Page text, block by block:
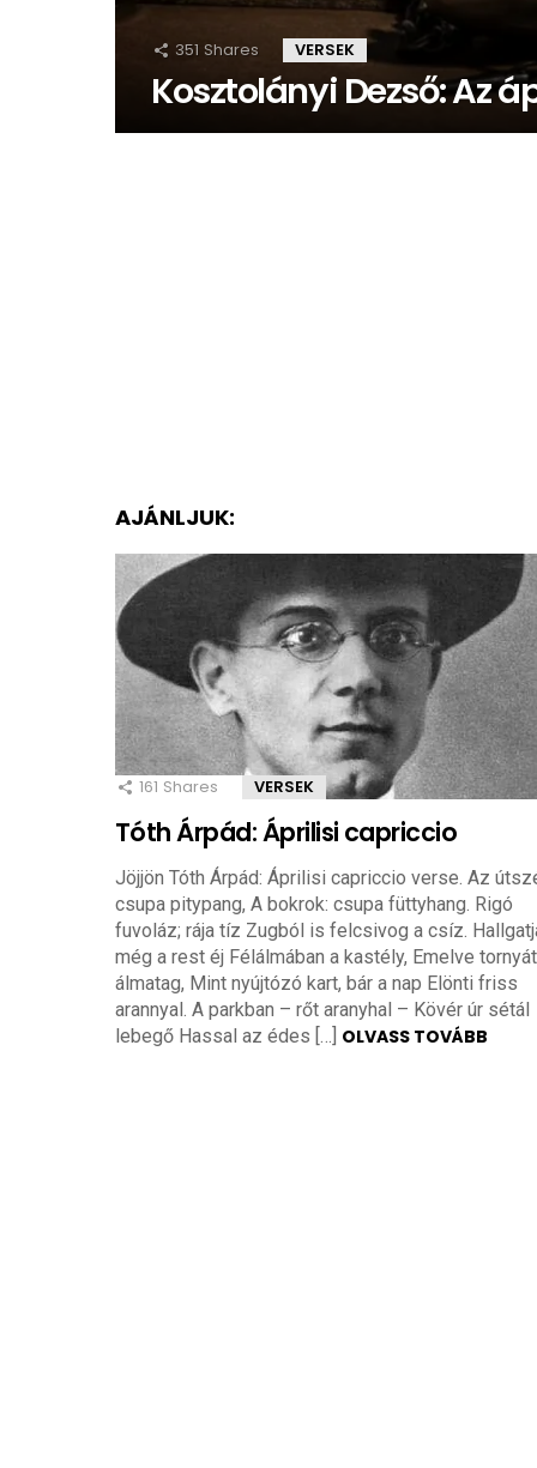
351 Shares VERSEK
Kosztolányi Dezső: Az
AJÁNLJUK:
161 Shares VERSEK
Tóth Árpád: Áprilisi capriccio
Jöjjön Tóth Árpád: Áprilisi capriccio verse. Az
csupa pitypang, A bokrok: csupa füttyhang. Rigó
fuvoláz; rája tíz Zugból is felcsivog a csíz.
még a rest éj Félálmában a kastély, Emelve tornyát
álmatag, Mint nyújtózó kart, bár a nap Elönti friss
arannyal. A parkban – rőt aranyhal – Kövér úr sétál
lebegő Hassal az édes […] OLVASS TOVÁBB